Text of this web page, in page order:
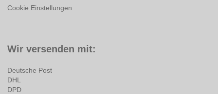
Cookie Einstellungen
Wir versenden mit:
Deutsche Post
DHL
DPD